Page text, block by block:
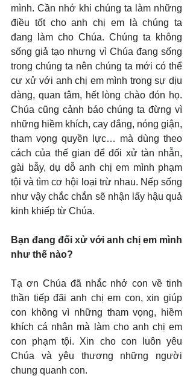
mình. Cần nhớ khi chúng ta làm những
điều tốt cho anh chị em là chúng ta
đang làm cho Chúa. Chúng ta không
sống giả tạo nhưng vì Chúa đang sống
trong chúng ta nên chúng ta mới có thể
cư xử với anh chị em mình trong sự dịu
dàng, quan tâm, hết lòng chào đón họ.
Chúa cũng cảnh báo chúng ta đừng vì
những hiềm khích, cay đắng, nóng giận,
tham vọng quyền lực… mà dùng theo
cách của thế gian để đối xử tàn nhẫn,
gài bẫy, dụ dỗ anh chị em mình phạm
tội và tìm cơ hội loại trừ nhau. Nếp sống
như vậy chắc chắn sẽ nhận lấy hậu quả
kinh khiếp từ Chúa.
Bạn đang đối xử với anh chị em mình
như thế nào?
Tạ ơn Chúa đã nhắc nhở con về tinh
thần tiếp đãi anh chị em con, xin giúp
con không vì những tham vọng, hiềm
khích cá nhân mà làm cho anh chị em
con phạm tội. Xin cho con luôn yêu
Chúa và yêu thương những người
chung quanh con.